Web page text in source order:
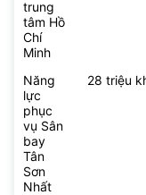
trung
tâm Hồ
Chí
Minh
Năng
lực
phục
vụ Sân
bay
Tân
Sơn
Nhất
28 triệu